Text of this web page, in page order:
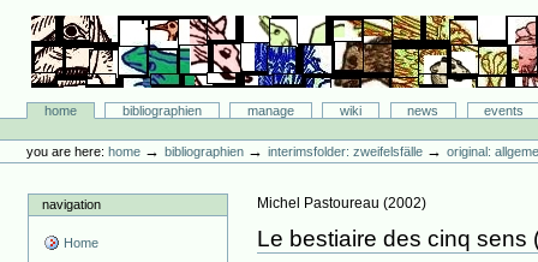
content.
navigation
Bibliographie-Portal
Sectionshome bibliographien manage wiki news
events
tools
you are here: home →bibliographien →interimsfolder: zweifelsfälle →original:
navigation
Home
Michel Pastoureau (2002)
Le bestiaire des cinq sens